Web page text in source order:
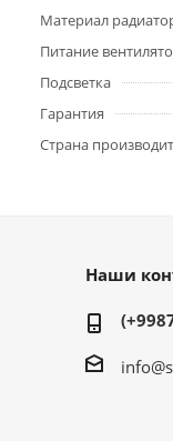
Материал
Питание
Подсветка
Гарантия
Страна
Наши